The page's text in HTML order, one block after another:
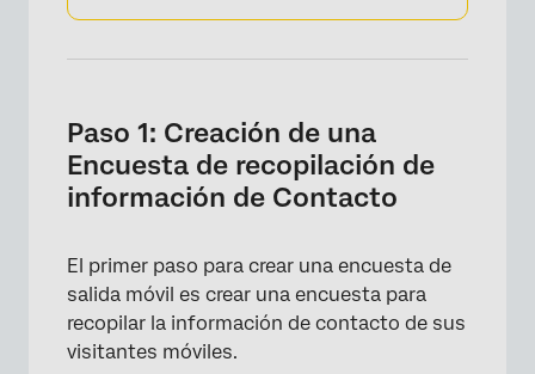
Paso 1: Creación de una
Encuesta de recopilación de
información de Contacto
El primer paso para crear una encuesta de
salida móvil es crear una encuesta para
recopilar la información de contacto de sus
visitantes móviles.